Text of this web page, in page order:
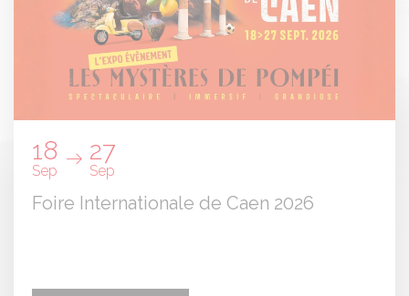
18
Sep
27
Sep
Foire Internationale de Caen 2026